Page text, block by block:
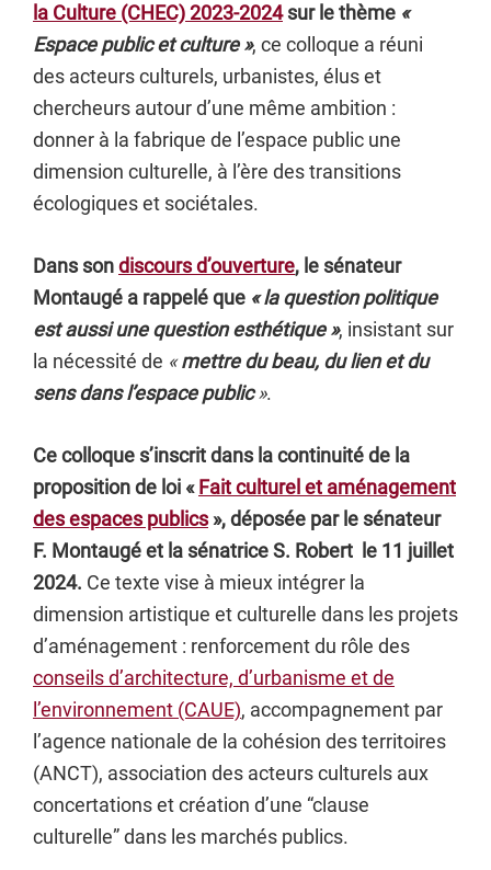
la Culture (CHEC) 2023-2024sur le thème «
Espace public et culture », ce colloque a réuni
des acteurs culturels, urbanistes, élus et
chercheurs autour d’une même ambition :
donner à la fabrique de l’espace public une
dimension culturelle, à l’ère des transitions
écologiques et sociétales.
Dans sondiscours d’ouverture, le sénateur
Montaugé a rappelé que « la question politique
est aussi une question esthétique », insistant sur
la nécessité de «mettre du beau, du lien et du
sens dans l’espace public».
Ce colloque s’inscrit dans la continuité de la
proposition de loi «Fait culturel et aménagement
des espaces publics», déposée par le sénateur
F. Montaugé et la sénatrice S. Robert le 11 juillet
2024. Ce texte vise à mieux intégrer la
dimension artistique et culturelle dans les projets
d’aménagement : renforcement du rôle des
conseils d’architecture, d’urbanisme et de
l’environnement (CAUE), accompagnement par
l’agence nationale de la cohésion des territoires
(ANCT), association des acteurs culturels aux
concertations et création d’une “clause
culturelle” dans les marchés publics.